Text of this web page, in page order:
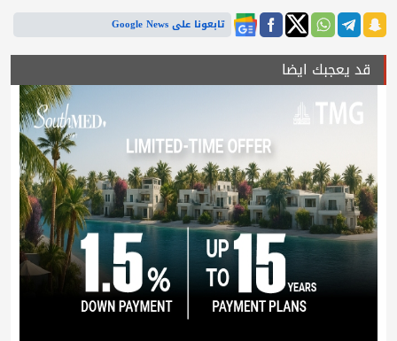
تابعونا على Google News
قد يعجبك ايضا